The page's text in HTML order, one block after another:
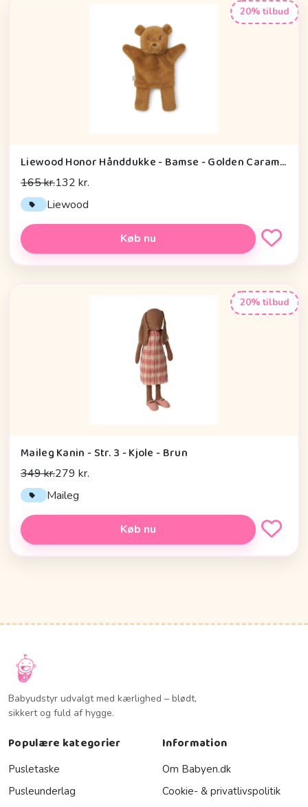
20% tilbud
Liewood Honor Hånddukke - Bamse - Golden Caramel
165 kr.132 kr.
Liewood
Køb nu
20% tilbud
Maileg Kanin - Str. 3 - Kjole - Brun
349 kr.279 kr.
Maileg
Køb nu
Babyudstyr udvalgt med kærlighed – blødt,
sikkert og fuld af hygge.
Populære kategorier
Pusletaske
Pusleunderlag
Information
Om Babyen.dk
Cookie- & privatlivspolitik